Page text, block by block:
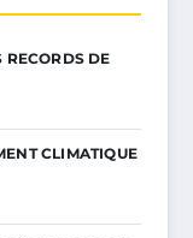
RECORDS DE
CLIMATIQUE